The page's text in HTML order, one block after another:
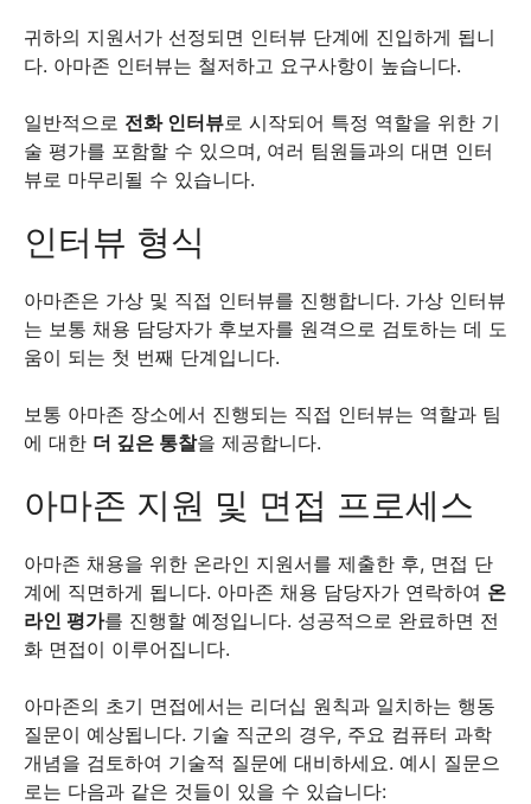
귀하의 지원서가 선정되면 인터뷰 단계에 진입하게 됩니
다. 아마존 인터뷰는 철저하고 요구사항이 높습니다.
일반적으로 전화 인터뷰로 시작되어 특정 역할을 위한 기
술 평가를 포함할 수 있으며, 여러 팀원들과의 대면 인터
뷰로 마무리될 수 있습니다.
인터뷰 형식
아마존은 가상 및 직접 인터뷰를 진행합니다. 가상 인터뷰
는 보통 채용 담당자가 후보자를 원격으로 검토하는 데 도
움이 되는 첫 번째 단계입니다.
보통 아마존 장소에서 진행되는 직접 인터뷰는 역할과 팀
에 대한 더 깊은 통찰을 제공합니다.
아마존 지원 및 면접 프로세스
아마존 채용을 위한 온라인 지원서를 제출한 후, 면접 단
계에 직면하게 됩니다. 아마존 채용 담당자가 연락하여 온
라인 평가를 진행할 예정입니다. 성공적으로 완료하면 전
화 면접이 이루어집니다.
아마존의 초기 면접에서는 리더십 원칙과 일치하는 행동
질문이 예상됩니다. 기술 직군의 경우, 주요 컴퓨터 과학
개념을 검토하여 기술적 질문에 대비하세요. 예시 질문으
로는 다음과 같은 것들이 있을 수 있습니다: